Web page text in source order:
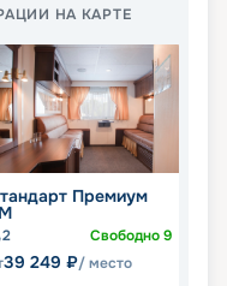
НА КАРТЕ
Премиум
2 Свободно9
39 249 ₽/ место